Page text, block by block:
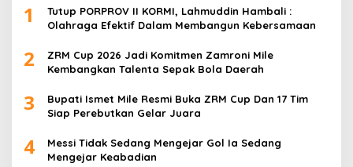
1
Tutup PORPROV II KORMI, Lahmuddin Hambali :
Olahraga Efektif Dalam Membangun Kebersamaan
2
ZRM Cup 2026 Jadi Komitmen Zamroni Mile
Kembangkan Talenta Sepak Bola Daerah
3
Bupati Ismet Mile Resmi Buka ZRM Cup Dan 17 Tim
Siap Perebutkan Gelar Juara
4
Messi Tidak Sedang Mengejar Gol Ia Sedang
Mengejar Keabadian